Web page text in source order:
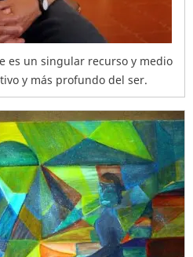
es un singular recurso y medio
y más profundo del ser.